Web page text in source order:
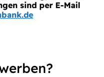
sind per E-Mail